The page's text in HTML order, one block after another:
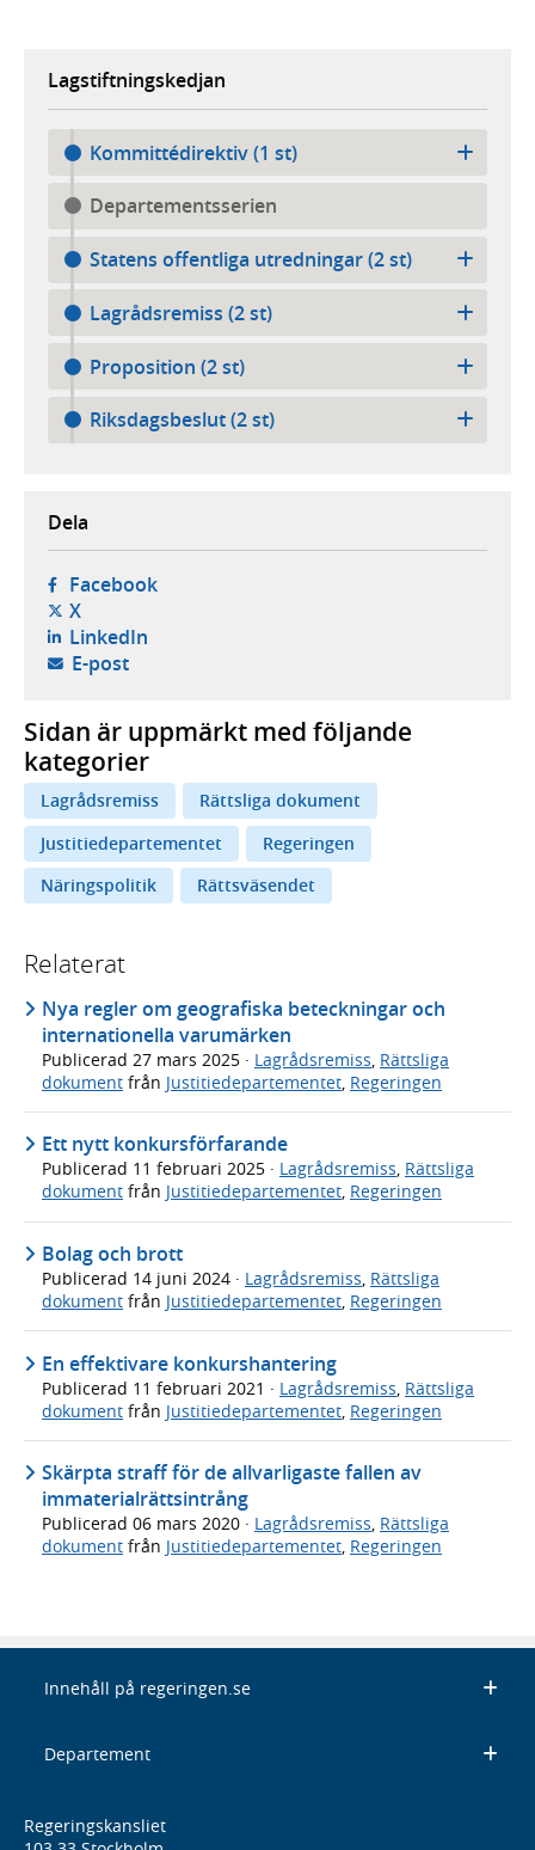
Lagstiftningskedjan
Kommittédirektiv (1 st)
Departementsserien
Statens offentliga utredningar (2 st)
Lagrådsremiss (2 st)
Proposition (2 st)
Riksdagsbeslut (2 st)
Dela
Facebook- öppnas i ny flik, extern webbplats,
X- öppnas i ny flik, extern webbplats,
LinkedIn- öppnas i ny flik, extern webbplats,
E-post- öppnar din e-postklient,
Sidan är uppmärkt med följande
kategorier
Lagrådsremiss
Rättsliga dokument
Justitiedepartementet
Regeringen
Näringspolitik
Rättsväsendet
Relaterat
Nya regler om geografiska beteckningar och
internationella varumärken
Publicerad 27 mars 2025 · Lagrådsremiss Rättsliga
dokument från Justitiedepartementet Regeringen
Ett nytt konkursförfarande
Publicerad 11 februari 2025 · Lagrådsremiss, Rättsliga
dokument från Justitiedepartementet, Regeringen
Bolag och brott
Publicerad 14 juni 2024 · Lagrådsremiss, Rättsliga
dokument från Justitiedepartementet, Regeringen
En effektivare konkurshantering
Publicerad 11 februari 2021 · Lagrådsremiss Rättsliga
dokument från Justitiedepartementet Regeringen
Skärpta straff för de allvarligaste fallen av
immaterialrättsintrång
Publicerad 06 mars 2020 · Lagrådsremiss, Rättsliga
dokument från Justitiedepartementet, Regeringen
Innehåll på regeringen.se
Departement
Regeringskansliet